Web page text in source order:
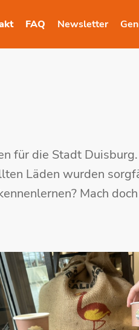
FAQ Newsletter
für die Stadt
Läden wurden
Mach